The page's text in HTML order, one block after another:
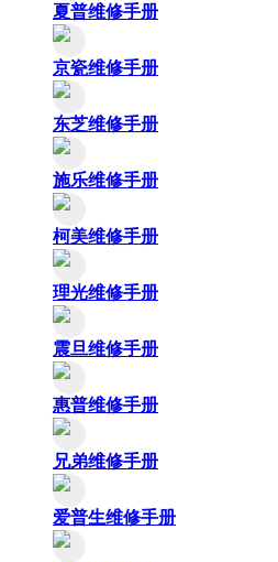
夏普维修手册
京瓷维修手册
东芝维修手册
施乐维修手册
柯美维修手册
理光维修手册
震旦维修手册
惠普维修手册
兄弟维修手册
爱普生维修手册